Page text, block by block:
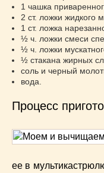
Простые(102)
Русская кухня(81)
Рыба(45)
Салаты
Советы(42)
Соусы(8)
Супы(45)
Украинская кухня(129)
Фото еды(10)
1 чашка
2 ст. ложки жидкого
1 ст. ложка
½ ч. ложки смеси
½ ч. ложки
½ стакана жирных
соль и черный
вода.
Процесс
ее в